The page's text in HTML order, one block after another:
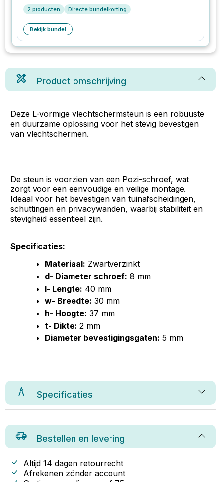
2 producten Directe bundelkorting
Bekijk bundel
Product omschrijving
Deze L-vormige vlechtschermsteun is een robuuste
en duurzame oplossing voor het stevig bevestigen
van vlechtschermen.
De steun is voorzien van een Pozi-schroef, wat
zorgt voor een eenvoudige en veilige montage.
Ideaal voor het bevestigen van tuinafscheidingen,
schuttingen en privacywanden, waarbij stabiliteit en
stevigheid essentieel zijn.
Specificaties:
Materiaal: Zwartverzinkt
d- Diameter schroef: 8 mm
l- Lengte: 40 mm
w- Breedte: 30 mm
h- Hoogte: 37 mm
t- Dikte: 2 mm
Diameter bevestigingsgaten: 5 mm
Specificaties
Bestellen en levering
Altijd 14 dagen retourrecht
Afrekenen zónder account